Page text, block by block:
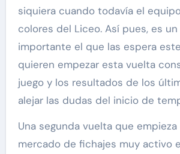
siquiera cuando todavía el
colores del Liceo. Así pues, es
importante el que las espera
quieren empezar esta vuelta
juego y los resultados de los
alejar las dudas del inicio de
Una segunda vuelta que
mercado de fichajes muy activo